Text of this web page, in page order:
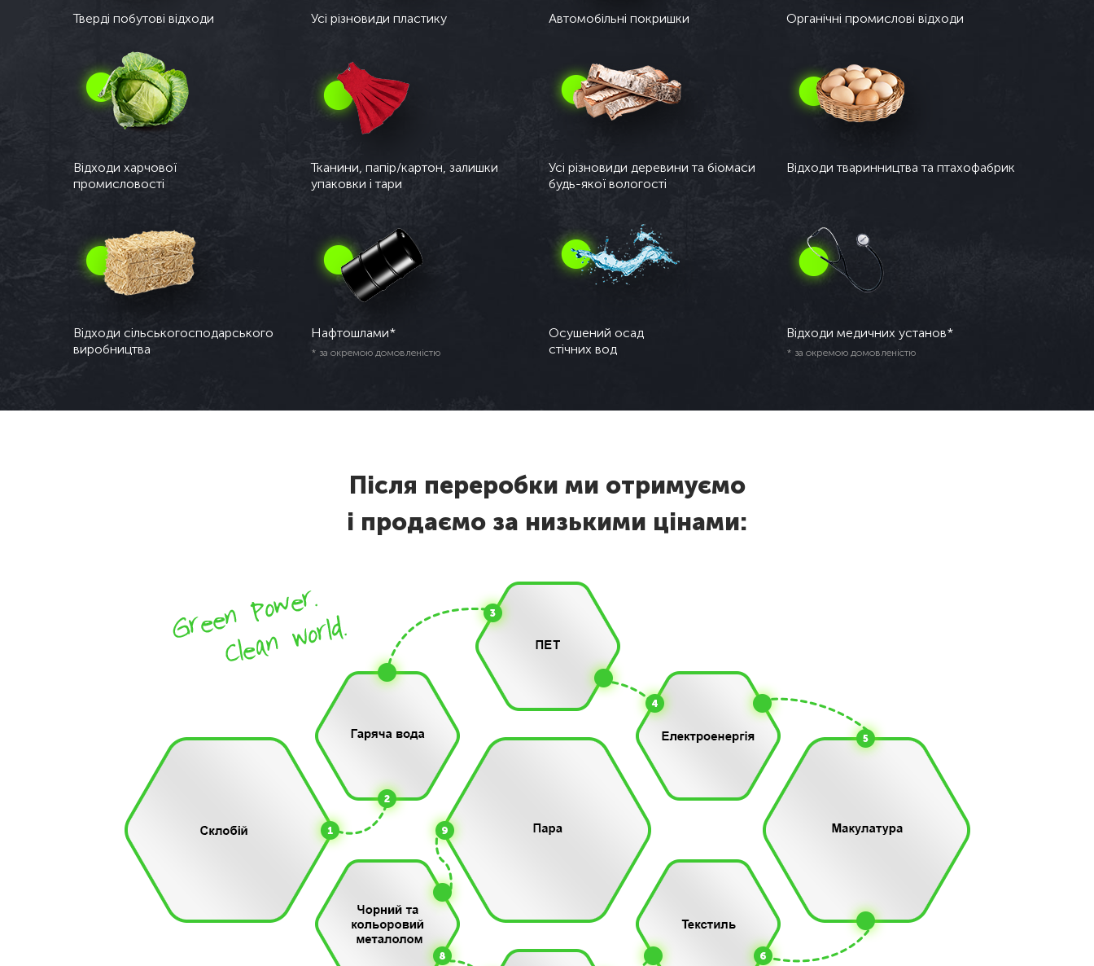
Тверді побутові відходи Усі різновиди пластику Автомобільні покришки Органічні промислові відходи
Відходи харчової
промисловості
Тканини, папір/картон, залишки
упаковки і тари
Усі різновиди деревини та біомаси
будь-якої вологості
Відходи тваринництва та птахофабрик
Відходи сільськогосподарського
виробництва
Нафтошлами*
* за окремою домовленістю
Осушений осад
стічних вод
Відходи медичних установ*
* за окремою домовленістю
Після переробки ми отримуємо
і продаємо за низькими цінами: